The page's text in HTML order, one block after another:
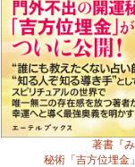
著書『み
秘術「吉方位埋金